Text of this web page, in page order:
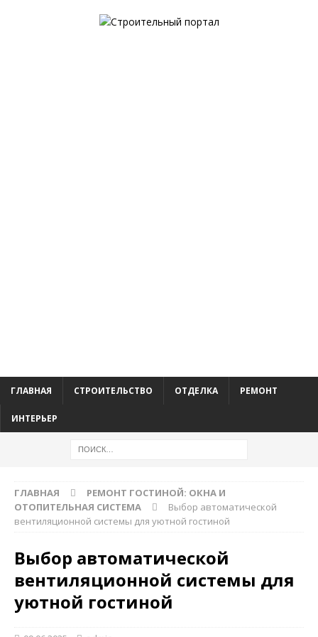
ГЛАВНАЯ СТРОИТЕЛЬСТВО ОТДЕЛКА РЕМОНТ
ИНТЕРЬЕР
ГЛАВНАЯ
РЕМОНТ ГОСТИНОЙ: ОКНА И
ОТОПИТЕЛЬНАЯ СИСТЕМА
Выбор автоматической
вентиляционной системы для уютной гостиной
Выбор автоматической
вентиляционной системы для
уютной гостиной